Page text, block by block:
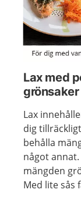
Lax med
grönsaker
Lax
dig
behålla
något
mängden
Med lite sås
Visa